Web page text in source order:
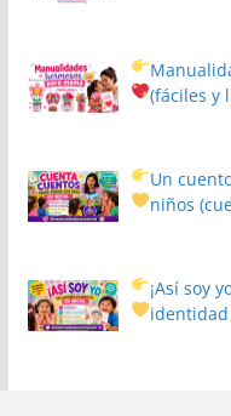
(fáciles y
Un
niños
¡Así soy
identidad